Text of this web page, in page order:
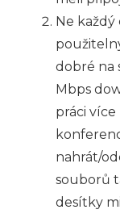
Ne
dobré na
Mbps
práci více
nahrát/
souborů
desítky